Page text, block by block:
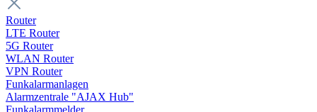
Router
LTE Router
5G Router
WLAN Router
VPN Router
Funkalarmanlagen
Alarmzentrale "AJAX Hub"
Funkalarmmelder